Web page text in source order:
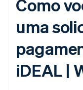
Como
uma
iDEAL |